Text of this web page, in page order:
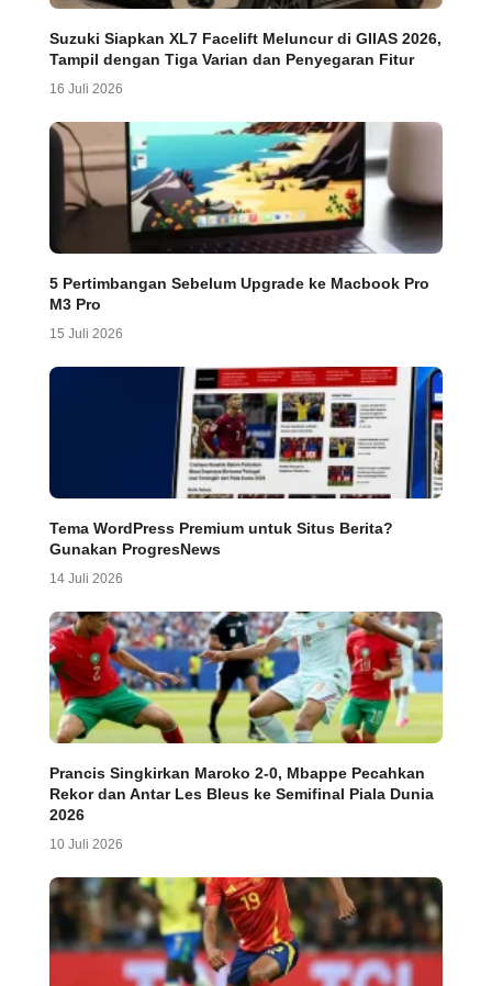
Suzuki Siapkan XL7 Facelift Meluncur di GIIAS 2026,
Tampil dengan Tiga Varian dan Penyegaran Fitur
16 Juli 2026
5 Pertimbangan Sebelum Upgrade ke Macbook Pro
M3 Pro
15 Juli 2026
Tema WordPress Premium untuk Situs Berita?
Gunakan ProgresNews
14 Juli 2026
Prancis Singkirkan Maroko 2-0, Mbappe Pecahkan
Rekor dan Antar Les Bleus ke Semifinal Piala Dunia
2026
10 Juli 2026